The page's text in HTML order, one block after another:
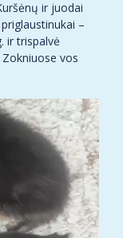
ir juodai
–
ir trispalvė
vos